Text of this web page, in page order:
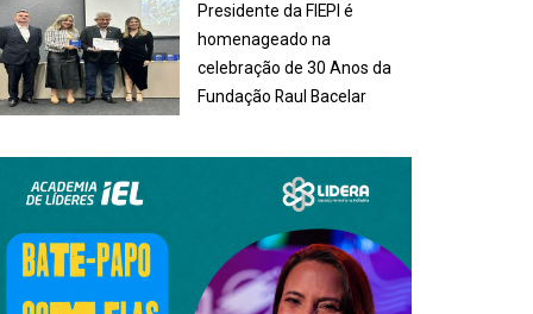
Presidente da FIEPI é
homenageado na
celebração de 30 Anos da
Fundação Raul Bacelar